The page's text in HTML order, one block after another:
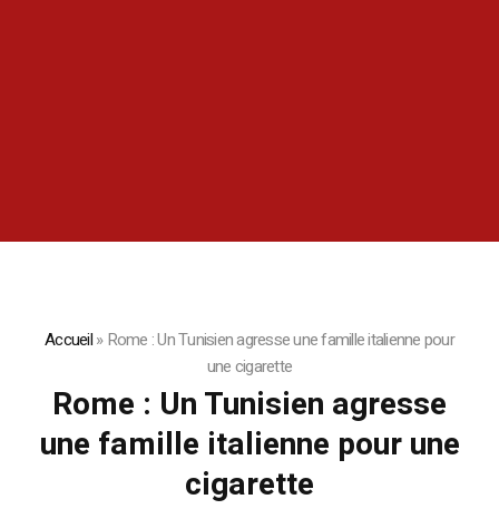
Accueil»Rome : Un Tunisien agresse une famille italienne pour
une cigarette
Rome : Un Tunisien agresse
une famille italienne pour une
cigarette